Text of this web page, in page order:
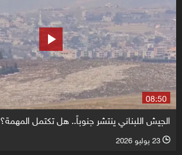
08:50
الجيش اللبناني ينتشر جنوباً.. هل تكتمل المهمة؟
l 23 يوليو 2026